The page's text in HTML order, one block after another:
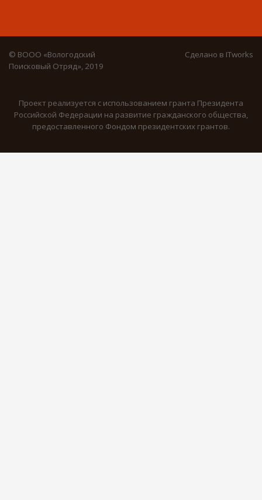
© ВООО «Вологодский
Поисковый Отряд», 2019
Сделано в ITworks
Проект реализуется с использованием гранта Президента
Российской Федерации на развитие гражданского общества,
предоставленного Фондом президентских грантов.